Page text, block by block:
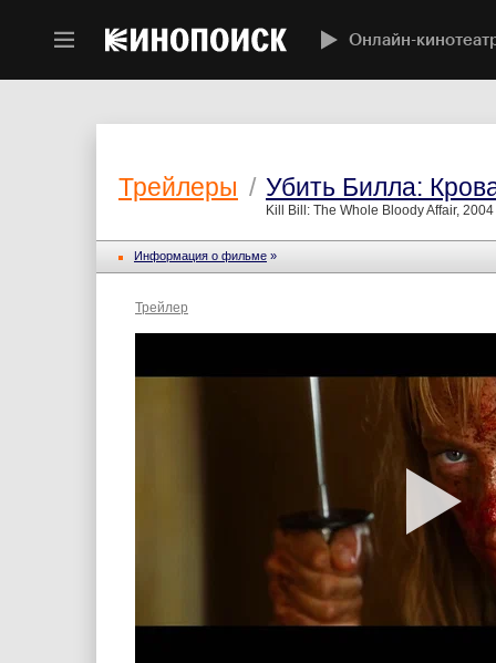
Онлайн-
Трейлеры / Убить Билла:
Kill Bill: The Whole Bloody Affair, 2004
Информация о фильме »
Трейлер